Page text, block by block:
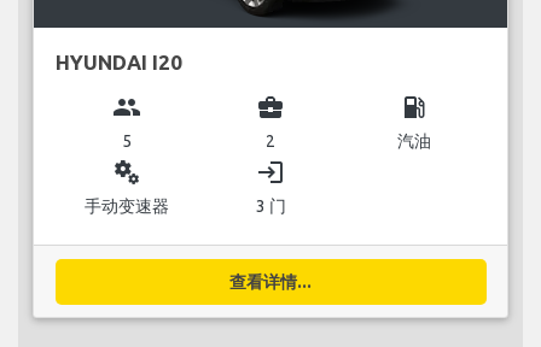
HYUNDAI I20
group
5
business_center
2
local_gas_station
汽油
miscellaneous_services
手动变速器
login
3 门
查看详情...